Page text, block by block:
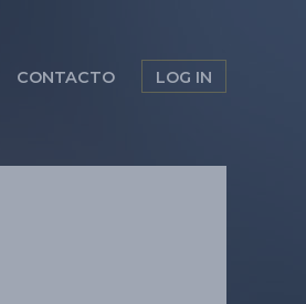
CONTACTO LOG IN